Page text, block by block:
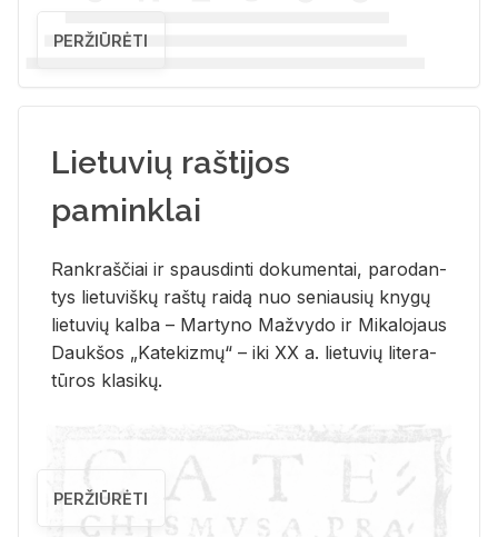
PERŽIŪRĖTI
Lietuvių raštijos
paminklai
Rank­raš­čiai ir spaus­din­ti do­ku­men­tai, pa­ro­dan­
tys lie­tu­viš­kų raš­tų rai­dą nuo se­niau­sių kny­gų
lie­tu­vių kal­ba – Mar­ty­no Ma­žvy­do ir Mi­ka­lo­jaus
Dauk­šos „Ka­te­kiz­mų“ – iki XX a. lie­tu­vių li­te­ra­
tū­ros kla­si­kų.
PERŽIŪRĖTI